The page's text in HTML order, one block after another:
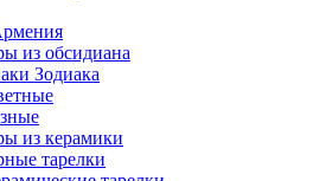
из обсидиана
Зодиака
из керамики
тарелки